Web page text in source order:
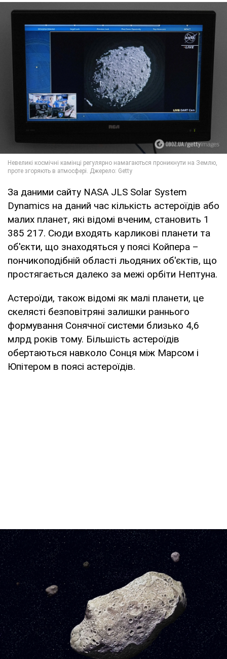
За даними сайту NASA JLS Solar System
Dynamics на даний час кількість астероїдів або
малих планет, які відомі вченим, становить 1
385 217. Сюди входять карликові планети та
об'єкти, що знаходяться у поясі Койпера –
пончикоподібній області льодяних об'єктів, що
простягається далеко за межі орбіти Нептуна.
Астероїди, також відомі як малі планети, це
скелясті безповітряні залишки раннього
формування Сонячної системи близько 4,6
млрд років тому. Більшість астероїдів
обертаються навколо Сонця між Марсом і
Юпітером в поясі астероїдів.